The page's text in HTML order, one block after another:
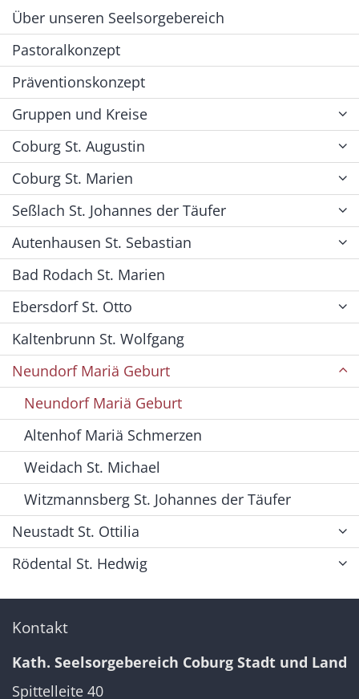
Über unseren Seelsorgebereich
Pastoralkonzept
Präventionskonzept
Gruppen und Kreise
Coburg St. Augustin
Coburg St. Marien
Seßlach St. Johannes der Täufer
Autenhausen St. Sebastian
Bad Rodach St. Marien
Ebersdorf St. Otto
Kaltenbrunn St. Wolfgang
Neundorf Mariä Geburt
Neundorf Mariä Geburt
Altenhof Mariä Schmerzen
Weidach St. Michael
Witzmannsberg St. Johannes der Täufer
Neustadt St. Ottilia
Rödental St. Hedwig
Kontakt
Kath. Seelsorgebereich Coburg Stadt und Land
Spittelleite 40